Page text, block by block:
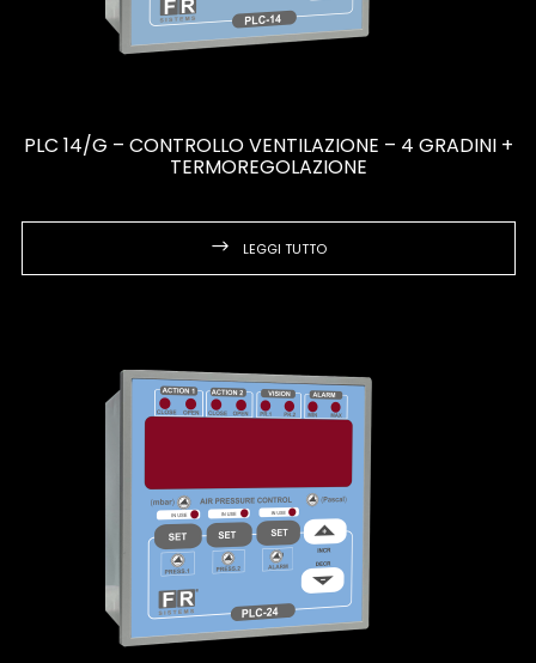
PLC 14/G – CONTROLLO VENTILAZIONE – 4 GRADINI +
TERMOREGOLAZIONE
LEGGI TUTTO